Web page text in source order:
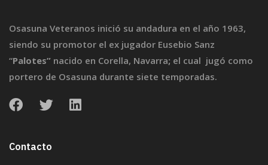
Osasuna Veteranos inició su andadura en el año 1963,
siendo su promotor el ex jugador Eusebio Sanz
“Palotes” nacido en Corella, Navarra; el cual jugó como
portero de Osasuna durante siete temporadas.
Contacto